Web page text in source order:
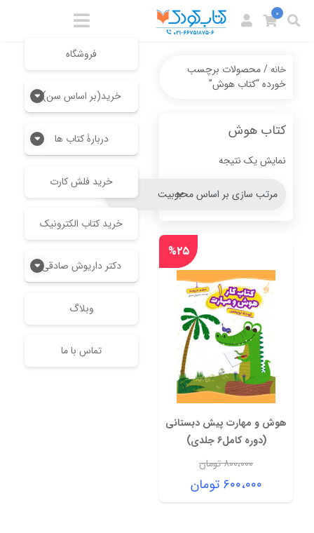
فروشگاه
خرید(بر اساس سن)
دربارۀ کتاب ها
خرید فلش کارت
خرید کتاب الکترونیک
دکتر داریوش صادقی
وبلاگ
تماس با ما
0
خانه/ محصولات برچسب
خورده “کتاب هوش”
کتاب هوش
نمایش یک نتیجه
هوش و مهارت پیش دبستانی
(دوره کامل6 جلدی)
۸۰۰،۰۰۰تومان
قیمت
اصلی:
۶۰۰،۰۰۰ تومان
قیمت
%۲۵